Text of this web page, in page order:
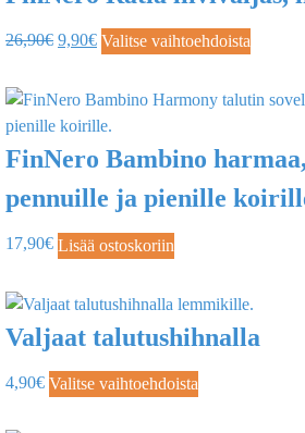
26,90€ 9,90€ Valitse vaihtoehdoista
FinNero Bambino
pennuille ja pienille
17,90€ Lisää ostoskoriin
Valjaat talutushihnalla
4,90€ Valitse vaihtoehdoista